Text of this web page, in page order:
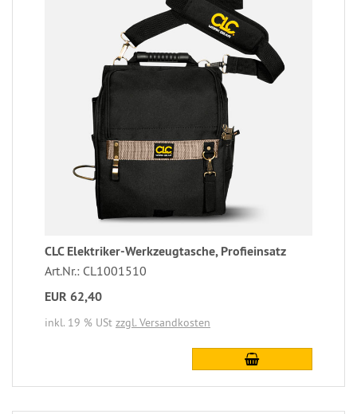
CLC Elektriker-Werkzeugtasche, Profieinsatz
Art.Nr.: CL1001510
EUR 62,40
inkl. 19 % USt zzgl. Versandkosten